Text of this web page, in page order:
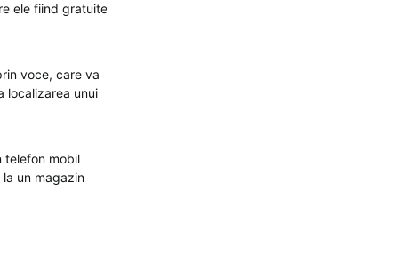
ele fiind gratuite
voce, care va
localizarea unui
telefon mobil
un magazin